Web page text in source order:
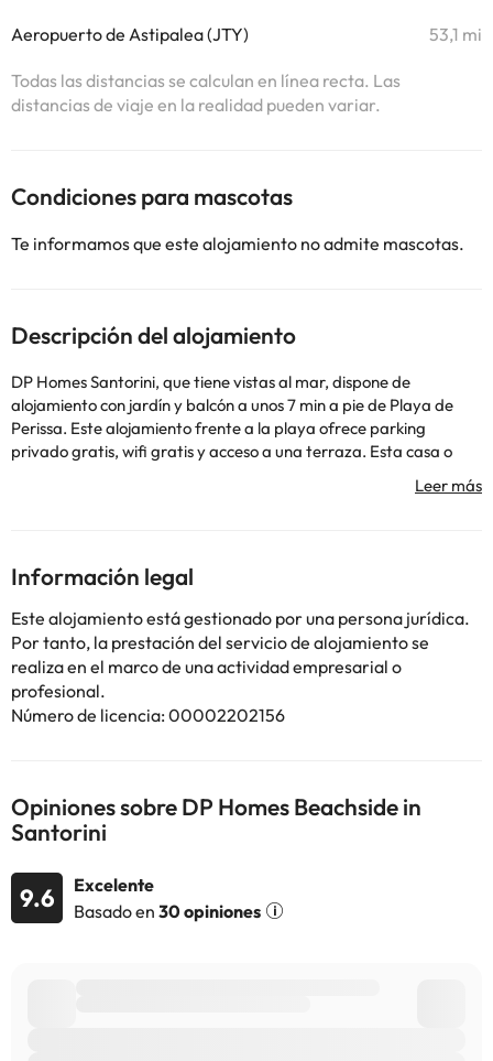
Aeropuerto de Astipalea (JTY) 53,1 mi
Todas las distancias se calculan en línea recta. Las
distancias de viaje en la realidad pueden variar.
Condiciones para mascotas
Te informamos que este alojamiento no admite mascotas.
Descripción del alojamiento
DP Homes Santorini, que tiene vistas al mar, dispone de
alojamiento con jardín y balcón a unos 7 min a pie de Playa de
Perissa. Este alojamiento frente a la playa ofrece parking
privado gratis, wifi gratis y acceso a una terraza. Esta casa o
chalet con aire acondicionado consta de 2 dormitorios, una sala
ofrece servicio de alquiler de coches. Playa de Perivolos está a 8
min a pie del alojamiento, y Antigua Akrotiri está a 8,7 km. El
aeropuerto (Aeropuerto Internacional de Santorini) está a 13 km,
y el alojamiento ofrece servicio de traslado de pago para ir o
volver del aeropuerto.
En este alojamiento no se pueden celebrar despedidas de soltero
o soltera ni fiestas similares.
información de esta ficha está sujeta a cambios por parte del
alojamiento. Si tienes dudas, contáctanos.
Información legal
Este alojamiento está gestionado por una persona jurídica.
Por tanto, la prestación del servicio de alojamiento se
realiza en el marco de una actividad empresarial o
profesional.
Número de licencia: 00002202156
Opiniones sobre DP Homes Beachside in
Santorini
9.6
Excelente
Basado en 30 opiniones